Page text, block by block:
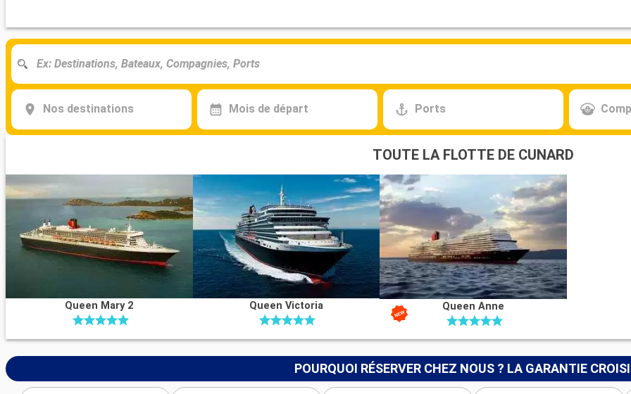
Nos destinations Mois de départ Ports
TOUTE LA FLOTTE DE CUNARD
Queen Mary 2 Queen Victoria Queen Anne
POURQUOI RÉSERVER CHEZ NOUS ? LA GARANTIE